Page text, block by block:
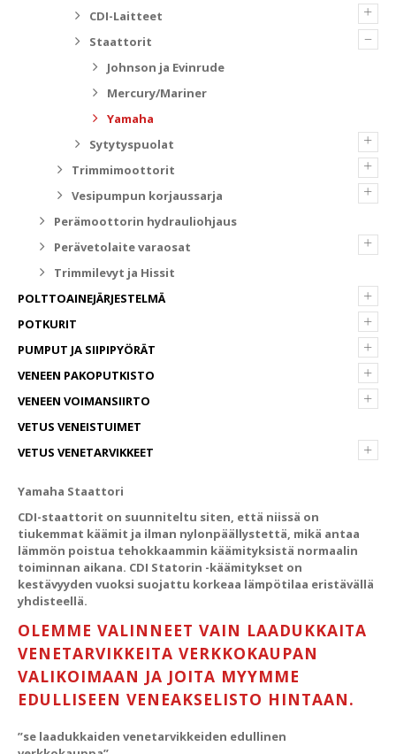
+
CDI-Laitteet
–
Staattorit
Johnson ja Evinrude
Mercury/Mariner
Yamaha
+
Sytytyspuolat
+
Trimmimoottorit
+
Vesipumpun korjaussarja
Perämoottorin hydrauliohjaus
+
Perävetolaite varaosat
Trimmilevyt ja Hissit
+
POLTTOAINEJÄRJESTELMÄ
+
POTKURIT
+
PUMPUT JA SIIPIPYÖRÄT
+
VENEEN PAKOPUTKISTO
+
VENEEN VOIMANSIIRTO
VETUS VENEISTUIMET
+
VETUS VENETARVIKKEET
Yamaha Staattori
CDI-staattorit on suunniteltu siten, että niissä on
tiukemmat käämit ja ilman nylonpäällystettä, mikä antaa
lämmön poistua tehokkaammin käämityksistä normaalin
toiminnan aikana. CDI Statorin -käämitykset on
kestävyyden vuoksi suojattu korkeaa lämpötilaa eristävällä
yhdisteellä.
OLEMME VALINNEET VAIN LAADUKKAITA
VENETARVIKKEITA VERKKOKAUPAN
VALIKOIMAAN JA JOITA MYYMME
EDULLISEEN VENEAKSELISTO HINTAAN.
”se laadukkaiden venetarvikkeiden edullinen